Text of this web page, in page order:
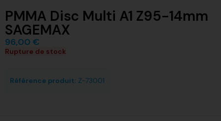
PMMA Disc Multi A1 Z95-14mm
SAGEMAX
96,00 €
Rupture de stock
Référence produit: Z-73001